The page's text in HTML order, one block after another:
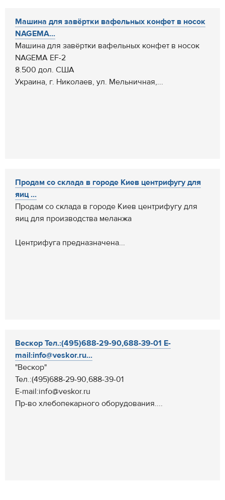
Машина для завёртки вафельных конфет в носок
NAGEMA...
Машина для завёртки вафельных конфет в носок
NAGEMA EF-2
8.500 дол. США
Украина, г. Николаев, ул. Мельничная,...
Продам со склада в городе Киев центрифугу для
яиц ...
Продам со склада в городе Киев центрифугу для
яиц для производства меланжа
Центрифуга предназначена...
Вескор Тел.:(495)688-29-90,688-39-01 E-
mail:info@veskor.ru...
"Вескор"
Тел.:(495)688-29-90,688-39-01
E-mail:info@veskor.ru
Пр-во хлебопекарного оборудования....